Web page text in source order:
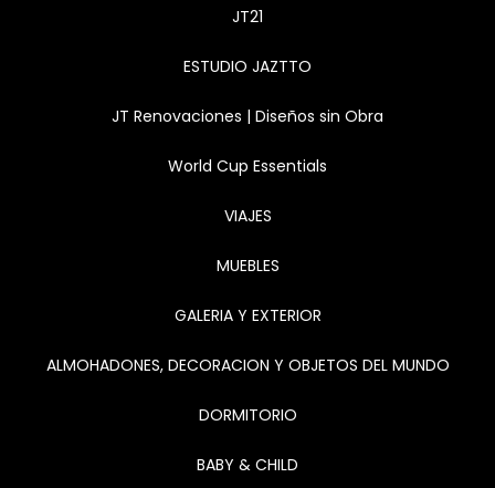
JT21
ESTUDIO JAZTTO
JT Renovaciones | Diseños sin Obra
World Cup Essentials
VIAJES
MUEBLES
GALERIA Y EXTERIOR
ALMOHADONES, DECORACION Y OBJETOS DEL MUNDO
DORMITORIO
BABY & CHILD